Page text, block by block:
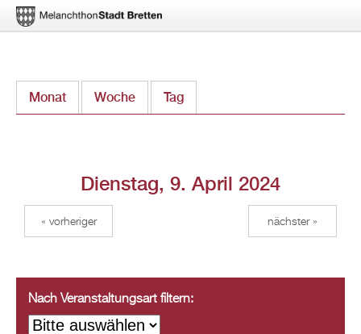
zum
Monat Woche Tag
Dienstag, 9. April 2024
« vorheriger nächster »
Nach Veranstaltungsart filtern: